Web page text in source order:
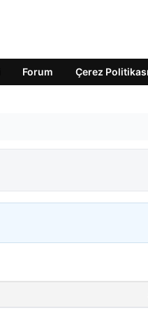
Forum Çerez Politikası